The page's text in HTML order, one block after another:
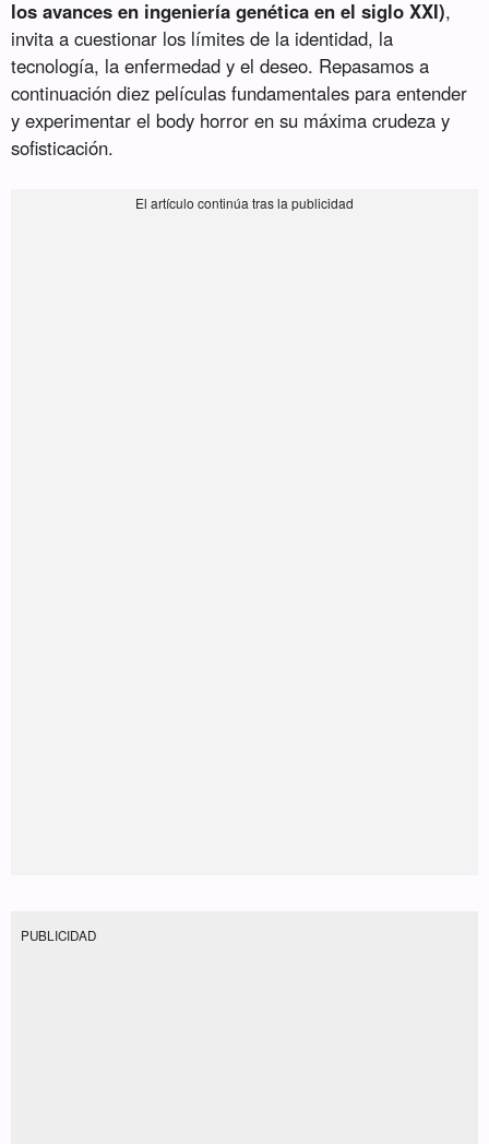
los avances en ingeniería genética en el siglo XXI),
invita a cuestionar los límites de la identidad, la
tecnología, la enfermedad y el deseo. Repasamos a
continuación diez películas fundamentales para entender
y experimentar el body horror en su máxima crudeza y
sofisticación.
PUBLICIDAD